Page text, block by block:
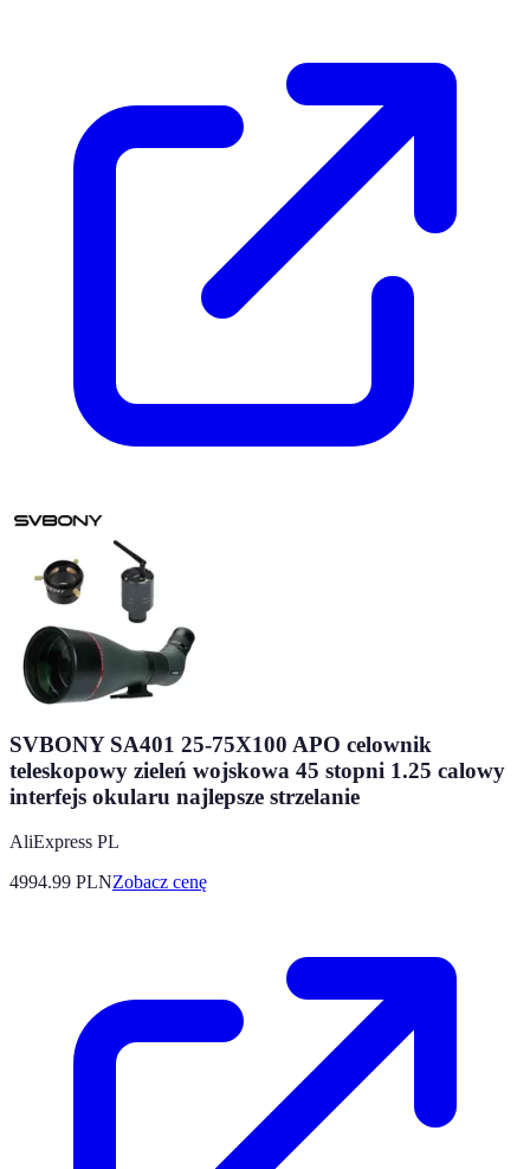
SVBONY SA401 25-75X100 APO celownik
teleskopowy zieleń wojskowa 45 stopni 1.25 calowy
interfejs okularu najlepsze strzelanie
AliExpress PL
4994.99 PLNZobacz cenę